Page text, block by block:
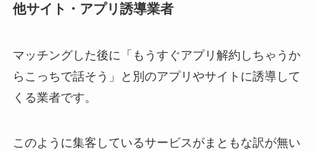
他サイト・アプリ誘導業者
マッチングした後に「もうすぐアプリ解約しちゃうか
らこっちで話そう」と別のアプリやサイトに誘導して
くる業者です。
このように集客しているサービスがまともな訳が無い